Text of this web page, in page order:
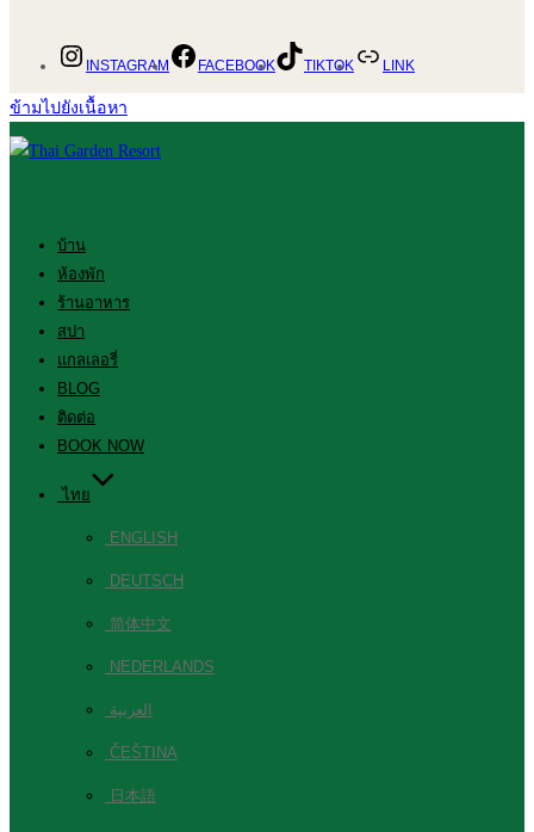
INSTAGRAM FACEBOOK TIKTOK LINK
ข้ามไปยังเนื้อหา
บ้าน
ห้องพัก
ร้านอาหาร
สปา
แกลเลอรี่
BLOG
ติดต่อ
BOOK NOW
ไทย
ENGLISH
DEUTSCH
简体中文
NEDERLANDS
العربية
ČEŠTINA
日本語